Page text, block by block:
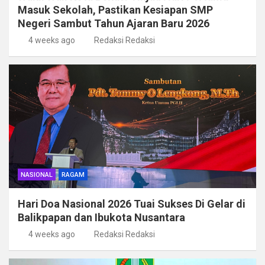
Masuk Sekolah, Pastikan Kesiapan SMP
Negeri Sambut Tahun Ajaran Baru 2026
4 weeks ago Redaksi Redaksi
NASIONAL RAGAM
Hari Doa Nasional 2026 Tuai Sukses Di Gelar di
Balikpapan dan Ibukota Nusantara
4 weeks ago Redaksi Redaksi